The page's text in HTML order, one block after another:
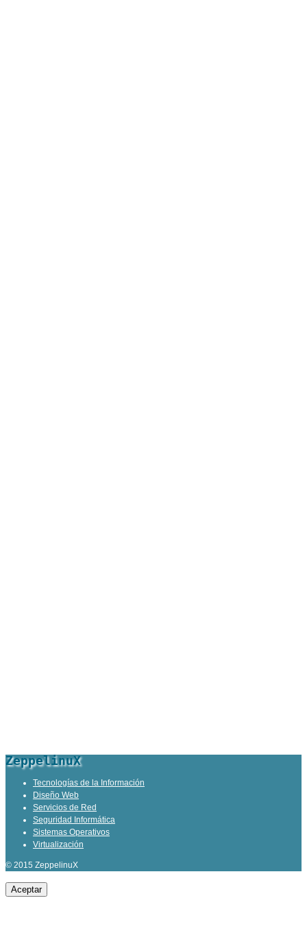
ZeppelinuX
Tecnologías de la Información
Diseño Web
Servicios de Red
Seguridad Informática
Sistemas Operativos
Virtualización
© 2015 ZeppelinuX
Aceptar